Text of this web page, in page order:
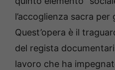
l’accoglienza sacra
Quest’opera è il
del regista
lavoro che ha